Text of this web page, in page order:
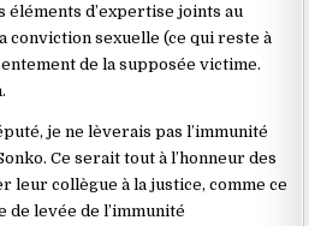
éléments d’expertise joints au
conviction sexuelle (ce qui reste à
de la supposée victime.
je ne lèverais pas l’immunité
Ce serait tout à l’honneur des
leur collègue à la justice, comme ce
de levée de l’immunité